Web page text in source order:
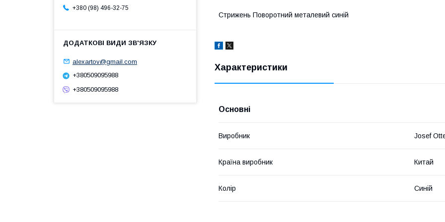
Стрижень Поворотний металевий синій
Характеристики
Основні
Виробник Josef
Країна виробник Китай
Колір Синій
+380 (98) 496-32-75
alexartov@gmail.com
+380509095988
+380509095988